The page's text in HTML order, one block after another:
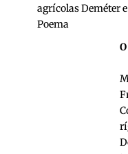
agrícolas Deméter
Poema